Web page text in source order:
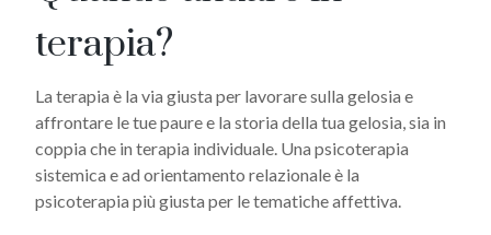
terapia?
La terapia è la via giusta per lavorare sulla gelosia e
affrontare le tue paure e la storia della tua gelosia, sia in
coppia che in terapia individuale. Una psicoterapia
sistemica e ad orientamento relazionale è la
psicoterapia più giusta per le tematiche affettiva.